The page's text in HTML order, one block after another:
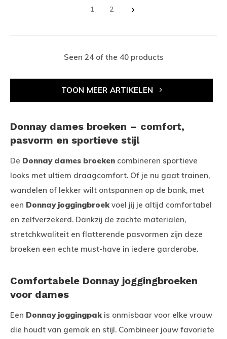
1 2
Seen 24 of the 40 products
TOON MEER ARTIKELEN
Donnay dames broeken – comfort,
pasvorm en sportieve stijl
De Donnay dames broeken combineren sportieve
looks met ultiem draagcomfort. Of je nu gaat trainen,
wandelen of lekker wilt ontspannen op de bank, met
een Donnay joggingbroekvoel jij je altijd comfortabel
en zelfverzekerd. Dankzij de zachte materialen,
stretchkwaliteit en flatterende pasvormen zijn deze
broeken een echte must-have in iedere garderobe.
Comfortabele Donnay joggingbroeken
voor dames
Een Donnay joggingpakis onmisbaar voor elke vrouw
die houdt van gemak en stijl. Combineer jouw favoriete